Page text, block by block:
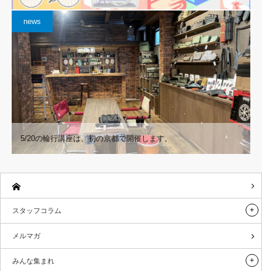
news
5/20の輪行講座は、初の京都で開催します。
スタッフコラム
メルマガ
みんな集まれ